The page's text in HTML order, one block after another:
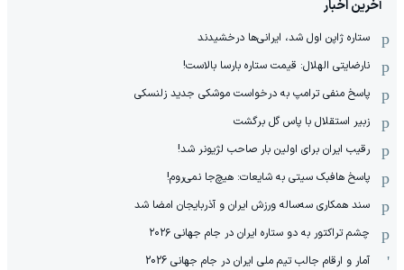
آخرین اخبار
ستاره ژاپن اول شد، ایرانی‌ها درخشیدند
نارضایتی الهلال: قیمت ستاره بارسا بالاست!
پاسخ منفی ترامپ به درخواست موشکی جدید زلنسکی
زبیر استقلال با پاس گل برگشت
رقیب ایران برای اولین بار صاحب لژیونر شد!
پاسخ هافبک سیتی به شایعات: هیچ‌جا نمی‌روم!
سند همکاری سه‌ساله‌ ‌ورزش ایران و آذربایجان امضا شد
چشم تراکتور به دو ستاره ایران در جام جهانی ۲۰۲۶
آمار و ارقام جالب تیم ملی ایران در جام جهانی 2026